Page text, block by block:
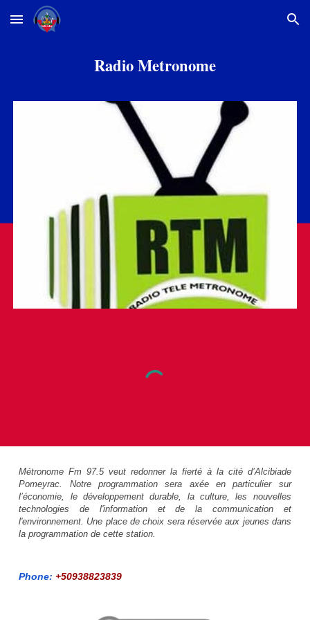
Skip to main content Skip to navigation
Radio Metronome
Métronome Fm 97.5 veut redonner la fierté à la cité d’Alcibiade
Pomeyrac. Notre programmation sera axée en particulier sur
l’économie, le développement durable, la culture, les nouvelles
technologies de l'information et de la communication et
l'environnement. Une place de choix sera réservée aux jeunes dans
la programmation de cette station.
Phone: +50938823839